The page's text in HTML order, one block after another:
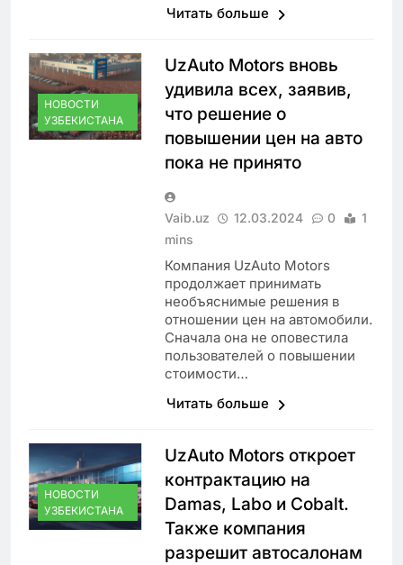
Читать больше
НОВОСТИ
УЗБЕКИСТАНА
UzAuto Motors вновь
удивила всех, заявив,
что решение о
повышении цен на авто
пока не принято
Vaib.uz 12.03.2024 0
1
mins
Компания UzAuto Motors
продолжает принимать
необъяснимые решения в
отношении цен на автомобили.
Сначала она не оповестила
пользователей о повышении
стоимости…
Читать больше
НОВОСТИ
УЗБЕКИСТАНА
UzAuto Motors откроет
контрактацию на
Damas, Labo и Cobalt.
Также компания
разрешит автосалонам